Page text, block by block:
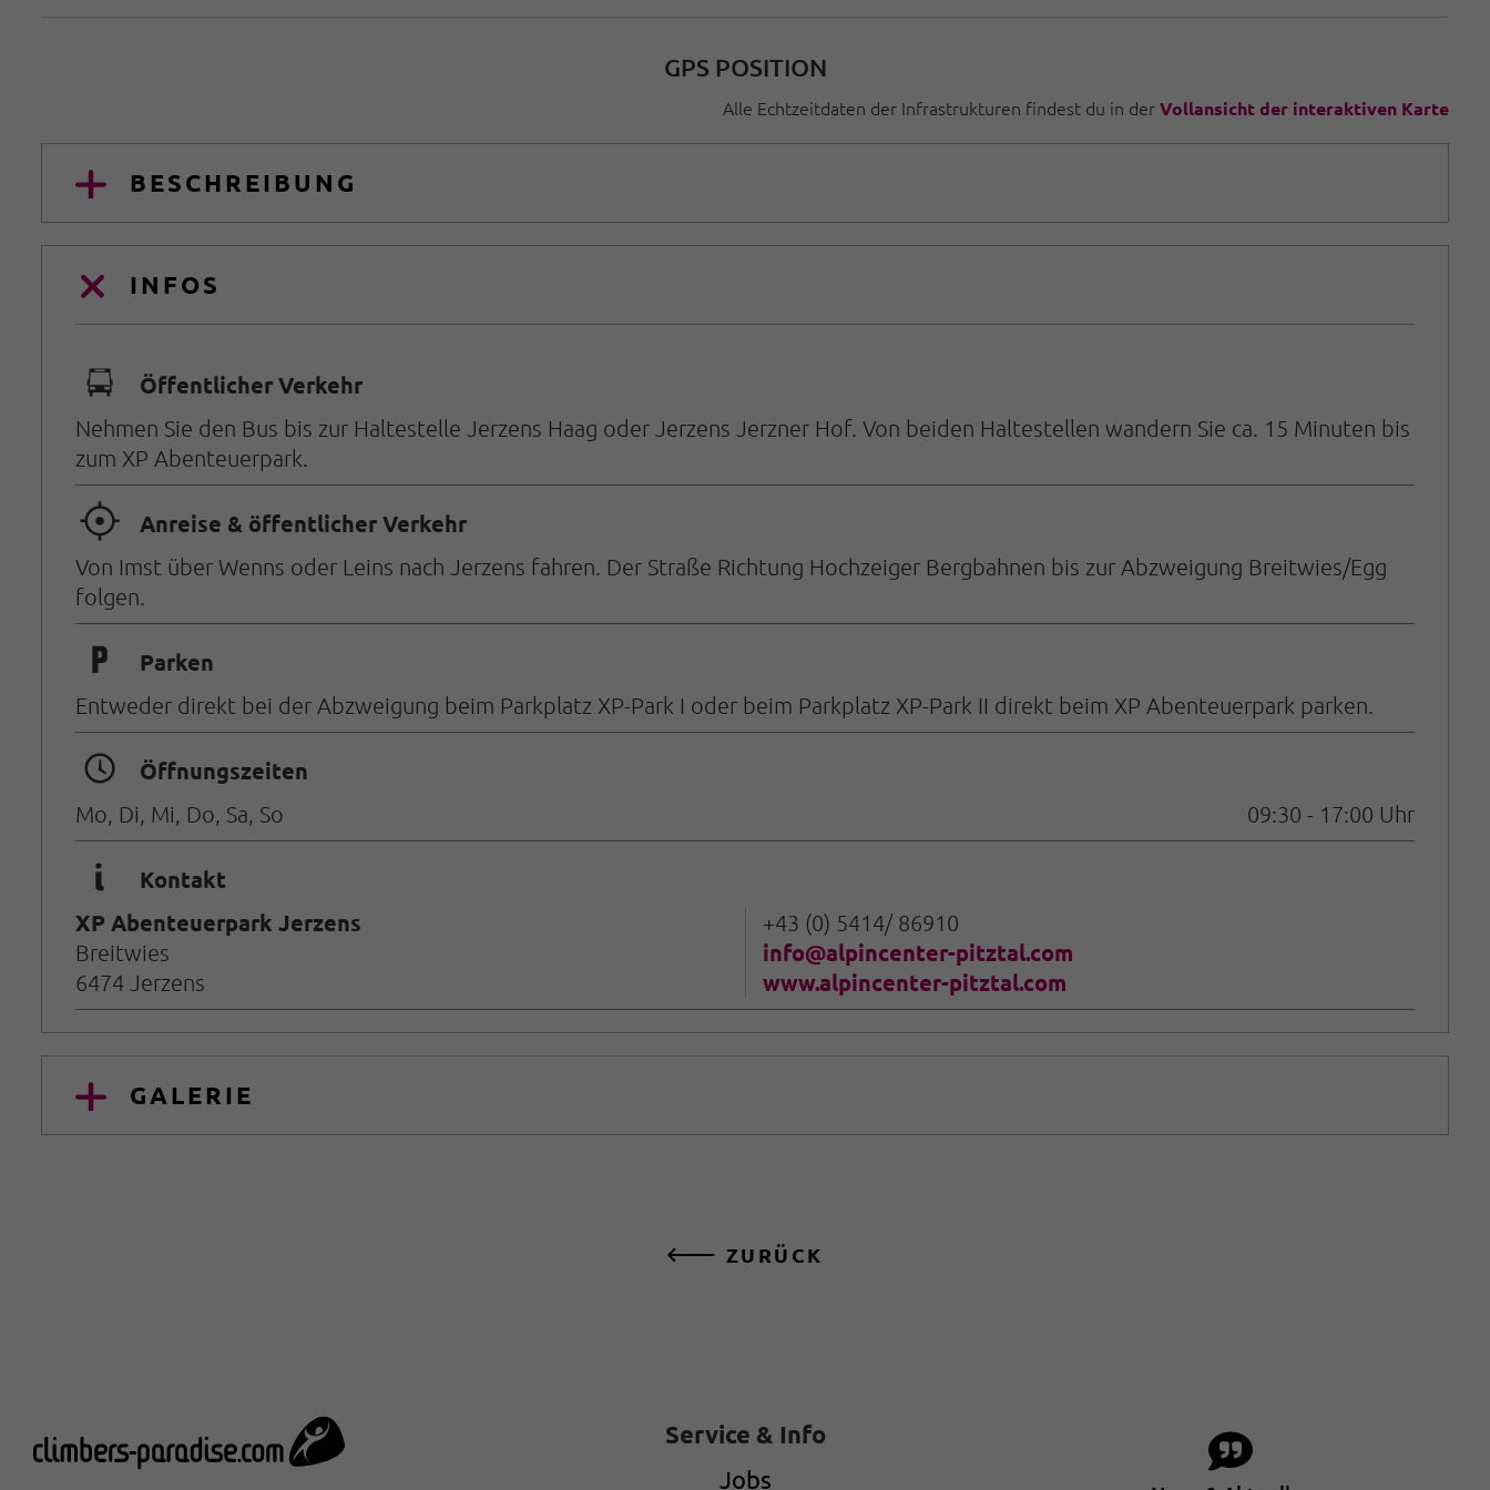
GPS POSITION
Alle Echtzeitdaten der Infrastrukturen findest du in derVollansicht der interaktiven Karte
BESCHREIBUNG
INFOS
🕞 Öffentlicher Verkehr
Nehmen Sie den Bus bis zur Haltestelle Jerzens Haag oder Jerzens Jerzner Hof. Von beiden Haltestellen wandern Sie ca. 15 Minuten bis
zum XP Abenteuerpark.
🞞 Anreise & öffentlicher Verkehr
Von Imst über Wenns oder Leins nach Jerzens fahren. Der Straße Richtung Hochzeiger Bergbahnen bis zur Abzweigung Breitwies/Egg
folgen.
🐈 Parken
Entweder direkt bei der Abzweigung beim Parkplatz XP-Park I oder beim Parkplatz XP-Park II direkt beim XP Abenteuerpark parken.
🏀 Öffnungszeiten
Mo, Di, Mi, Do, Sa, So 09:30 - 17:00 Uhr
🜇
Kontakt
XP Abenteuerpark Jerzens
Breitwies
6474 Jerzens
+43 (0) 5414/ 86910
info@alpincenter-pitztal.com
www.alpincenter-pitztal.com
GALERIE
ZURÜCK
Service & Info
Jobs